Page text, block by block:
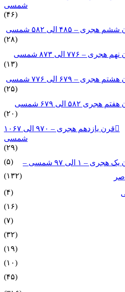
شمسی
(۴۶)
هجری – ۴۸۵ الی ۵۸۲ شمسی
(۲۸)
هجری – ۷۷۶ الی ۸۷۳ شمسی
(۱۳)
هجری – ۶۷۹ الی ۷۷۶ شمسی
(۲۵)
هجری ۵۸۲ الی ۶۷۹ شمسی
(۲۰)
قرن یازدهم هجری – ۹۷۰ الی ۱۰۶۷
شمسی
(۲۹)
هجری – ۱ الی ۹۷ شمسی –
(۵)
(۱۳۲)
(۴)
(۱۶)
(۷)
(۳۲)
(۱۹)
(۱۰)
(۴۵)